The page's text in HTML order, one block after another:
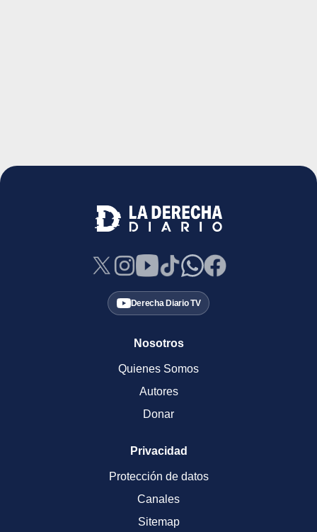
Derecha Diario TV
Nosotros
Quienes Somos
Autores
Donar
Privacidad
Protección de datos
Canales
Sitemap